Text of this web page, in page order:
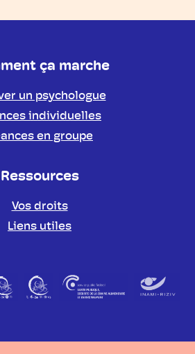
ça marche
un psychologue
individuelles
en groupe
Ressources
Vos droits
Liens utiles